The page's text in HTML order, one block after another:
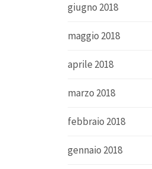
giugno 2018
maggio 2018
aprile 2018
marzo 2018
febbraio 2018
gennaio 2018